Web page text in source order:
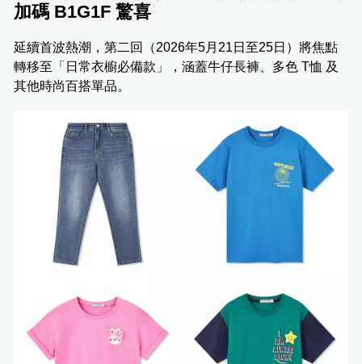
加碼 B1G1F 驚喜
延續首波熱潮，第二回（2026年5月21日至25日）將焦點
轉移至「日常衣櫥必備款」，涵蓋牛仔長褲、多色 T恤 及
其他時尚百搭單品。